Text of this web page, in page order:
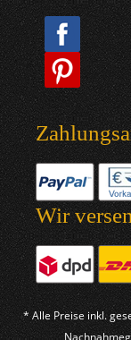
Wir
* Alle Preise inkl.